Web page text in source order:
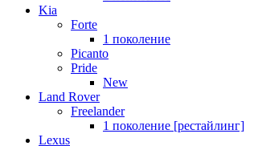
Kia
Forte
1 поколение
Picanto
Pride
New
Land Rover
Freelander
1 поколение [рестайлинг]
Lexus